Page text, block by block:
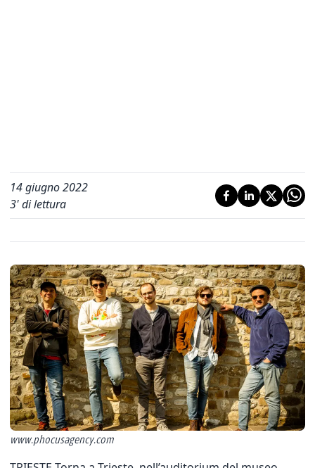
14 giugno 2022
3' di lettura
www.phocusagency.com